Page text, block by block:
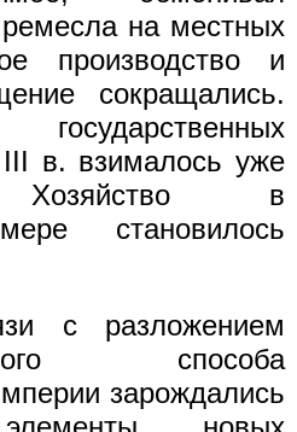
на местных
производство и
сокращались.
в. взималось уже
Хозяйство в
становилось
с разложением
способа
зарождались